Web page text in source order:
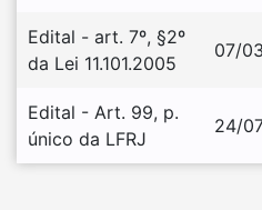
Edital - art. 7º, §2º
da Lei 11.101.2005
07/
Edital - Art. 99, p.
único da LFRJ
24/